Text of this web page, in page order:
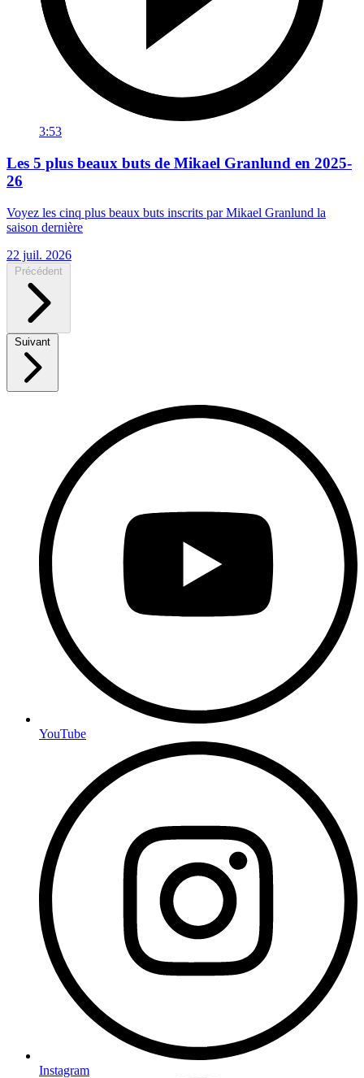
3:53
Les 5 plus beaux buts de Mikael Granlund en 2025-
26
Voyez les cinq plus beaux buts inscrits par Mikael Granlund la
saison dernière
22 juil. 2026
Précédent
Suivant
YouTube
Instagram